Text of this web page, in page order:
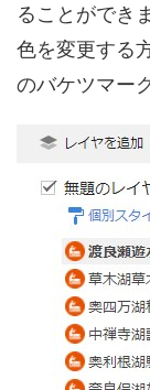
ることができ
色を変更する
のバケツマー